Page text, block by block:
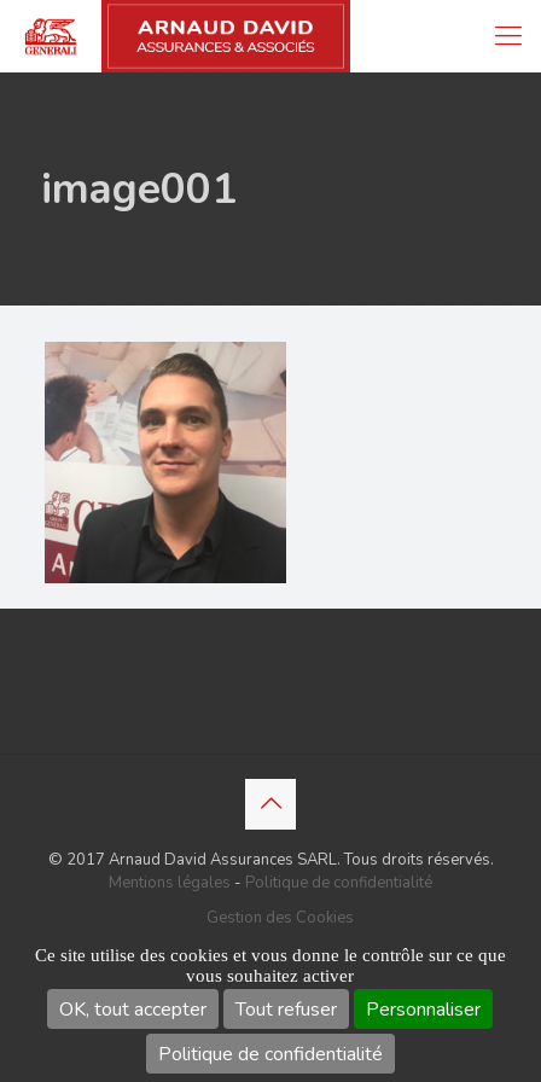
Ce site utilise des cookies et vous donne le contrôle sur ce que
vous souhaitez activer
OK, tout accepter Tout refuser
Personnaliser
Politique de confidentialité
image001
© 2017 Arnaud David Assurances SARL. Tous droits réservés.
Mentions légales - Politique de confidentialité
Gestion des Cookies